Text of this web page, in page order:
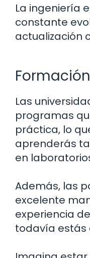
La ingeniería
constante
actualización
Las
programas
práctica, lo
aprenderás
en
Además, las
excelente
experiencia
todavía estás